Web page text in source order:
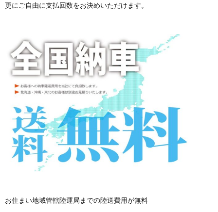
更にご自由に支払回数をお決めいただけます。
お住まい地域管轄陸運局までの陸送費用が無料